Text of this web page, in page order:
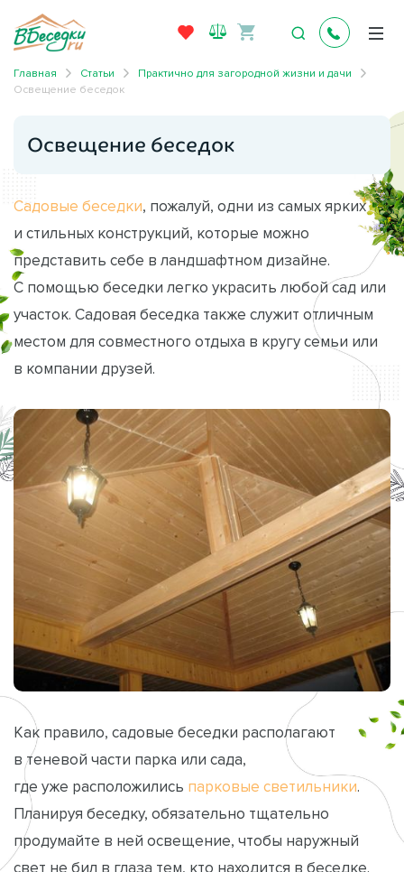
Главная Статьи
Практично для загородной жизни и дачи
Освещение беседок
Освещение беседок
Садовые беседки , пожалуй, одни из самых ярких
и стильных конструкций, которые можно
представить себе в ландшафтном дизайне.
С помощью беседки легко украсить любой сад или
участок. Садовая беседка также служит отличным
местом для совместного отдыха в кругу семьи или
в компании друзей.
Как правило, садовые беседки располагают
в теневой части парка или сада,
где уже расположились парковые светильники.
Планируя беседку, обязательно тщательно
продумайте в ней освещение, чтобы наружный
свет не бил в глаза тем, кто находится в беседке.